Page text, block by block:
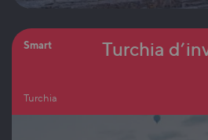
Smart
Turchia
Turchia